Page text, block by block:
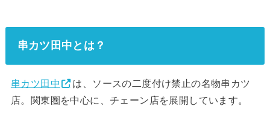
串カツ田中とは？
串カツ田中
は、ソースの二度付け禁止の名物串カツ
店。関東圏を中心に、チェーン店を展開しています。